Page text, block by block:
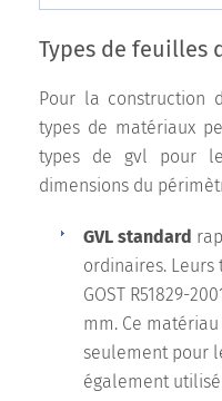
Types de feuilles
Pour la construction
types de matériaux
types de gvl pour
dimensions du
GVL standard
ordinaires.
GOST R51829-
mm. Ce
seulement pour
également